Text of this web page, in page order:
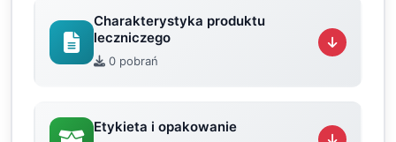
Charakterystyka produktu
leczniczego
0 pobrań
Etykieta i opakowanie